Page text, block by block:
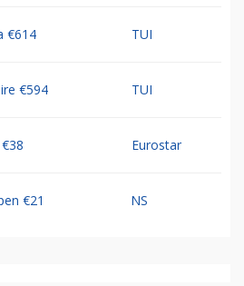
€614 TUI
€594 TUI
Eurostar
€21 NS